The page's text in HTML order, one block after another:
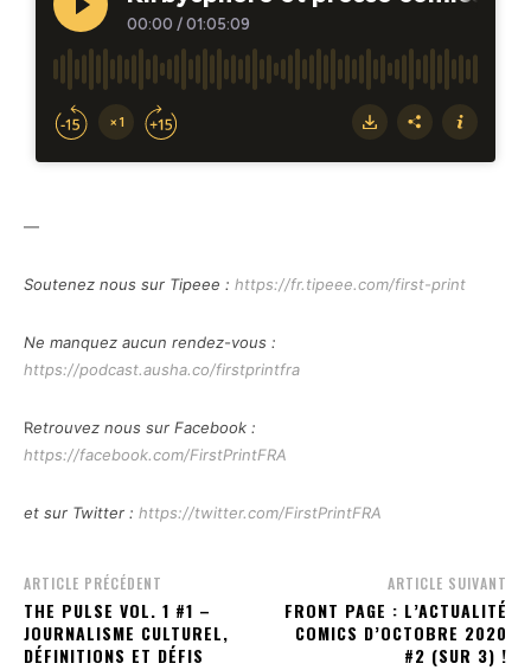
—
Soutenez nous sur Tipeee : https://fr.tipeee.com/first-print
Ne manquez aucun rendez-vous :
https://podcast.ausha.co/firstprintfra
Retrouvez nous sur Facebook :
https://facebook.com/FirstPrintFRA
et sur Twitter : https://twitter.com/FirstPrintFRA
ARTICLE PRÉCÉDENT
THE PULSE VOL. 1 #1 –
JOURNALISME CULTUREL,
DÉFINITIONS ET DÉFIS
ARTICLE SUIVANT
FRONT PAGE : L’ACTUALITÉ
COMICS D’OCTOBRE 2020
#2 (SUR 3) !